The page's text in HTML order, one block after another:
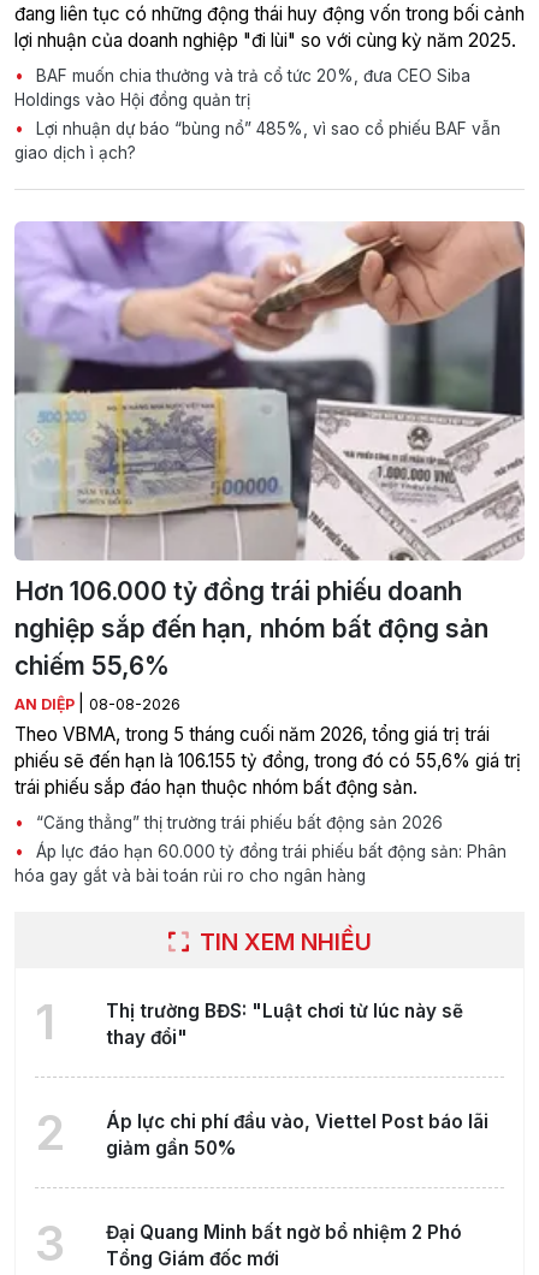
đang liên tục có những động thái huy động vốn trong bối cảnh
lợi nhuận của doanh nghiệp "đi lùi" so với cùng kỳ năm 2025.
BAF muốn chia thưởng và trả cổ tức 20%, đưa CEO Siba
Holdings vào Hội đồng quản trị
Lợi nhuận dự báo “bùng nổ” 485%, vì sao cổ phiếu BAF vẫn
giao dịch ì ạch?
Hơn 106.000 tỷ đồng trái phiếu doanh
nghiệp sắp đến hạn, nhóm bất động sản
chiếm 55,6%
AN DIỆP 08-08-2026
Theo VBMA, trong 5 tháng cuối năm 2026, tổng giá trị trái
phiếu sẽ đến hạn là 106.155 tỷ đồng, trong đó có 55,6% giá trị
trái phiếu sắp đáo hạn thuộc nhóm bất động sản.
“Căng thẳng” thị trường trái phiếu bất động sản 2026
Áp lực đáo hạn 60.000 tỷ đồng trái phiếu bất động sản: Phân
hóa gay gắt và bài toán rủi ro cho ngân hàng
TIN XEM NHIỀU
1
Thị trường BĐS: "Luật chơi từ lúc này sẽ
thay đổi"
2
Áp lực chi phí đầu vào, Viettel Post báo lãi
giảm gần 50%
3
Đại Quang Minh bất ngờ bổ nhiệm 2 Phó
Tổng Giám đốc mới